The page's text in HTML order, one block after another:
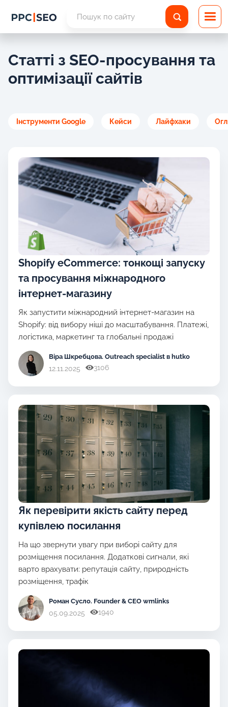
Статті з SEO-просування та
оптимізації сайтів
Інструменти Google Кейси Лайфхаки
Shopify eCommerce: тонкощі запуску
та просування міжнародного
інтернет-магазину
Як запустити міжнародний інтернет-магазин на
Shopify: від вибору ніші до масштабування. Платежі,
логістика, маркетинг та глобальні продажі
Віра Шкребцова. Outreach specialist в hutko
12.11.2025 3106
Як перевірити якість сайту перед
купівлею посилання
На що звернути увагу при виборі сайту для
розміщення посилання. Додаткові сигнали, які
варто врахувати: репутація сайту, природність
розміщення, трафік
Роман Сусло. Founder & CEO wmlinks
05.09.2025 1940